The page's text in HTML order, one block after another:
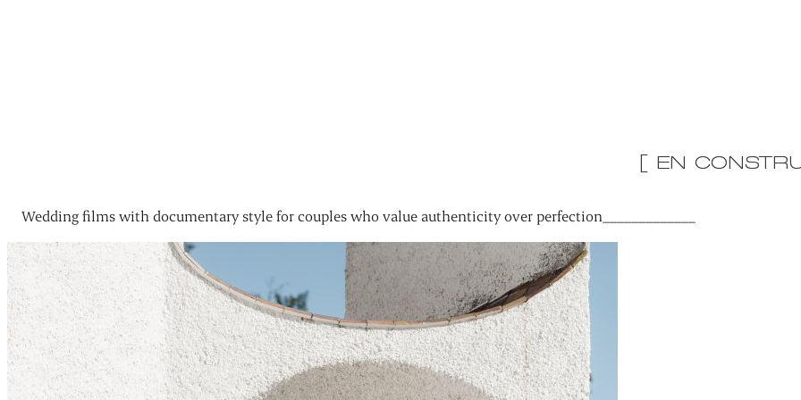
[ EN
Wedding films with documentary style for couples who value authenticity over perfection_____________